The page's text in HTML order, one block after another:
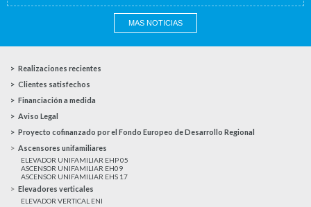
MAS NOTICIAS
Realizaciones recientes
Clientes satisfechos
Financiación a medida
Aviso Legal
Proyecto cofinanzado por el Fondo Europeo de Desarrollo Regional
Ascensores unifamiliares
ELEVADOR UNIFAMILIAR EHP 05
ASCENSOR UNIFAMILIAR EH09
ASCENSOR UNIFAMILIAR EHS 17
Elevadores verticales
ELEVADOR VERTICAL ENI